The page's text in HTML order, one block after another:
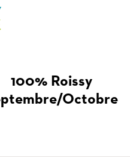
100% Roissy
Octobre